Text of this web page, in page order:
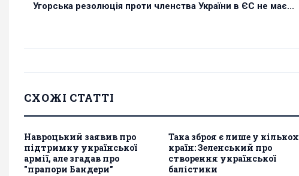
Угорська резолюція проти членства України в ЄС не має...
СХОЖІ СТАТТІ
Навроцький заявив про
підтримку української
армії, але згадав про
"прапори Бандери"
Така зброя є лише у кількох
країн: Зеленський про
створення української
балістики